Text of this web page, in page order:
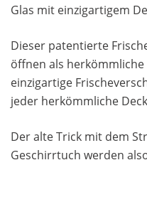
Glas mit einzigartigem
Dieser patentierte
öffnen als
einzigartige
jeder herkömmliche
Der alte Trick mit dem
Geschirrtuch werden